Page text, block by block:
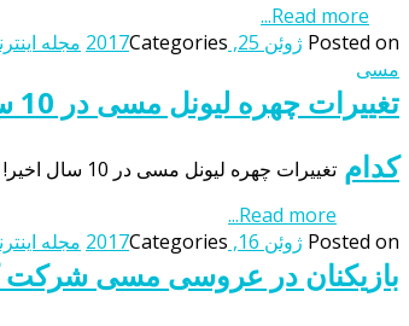
Read more...
Posted on ژوئن 25, 2017 Categories مجله
مسی
تغییرات چهره لیونل مسی در 10 سال اخیر! +عکس
تغییرات چهره لیونل مسی در 10 سال اخیر! +عکسدر ادامه تصویری از تغییر چهره لیونل مسی، ستاره دنیای فوتبال از سال ۲۰۰۷ تا ۲۰۱۷ را مشاهده می کنید. تغییرات چهره لیونل مسی در 10 سال […]
Read more...
Posted on ژوئن 16, 2017 Categories مجله
کدام
بازیکنان در عروسی مسی شرکت